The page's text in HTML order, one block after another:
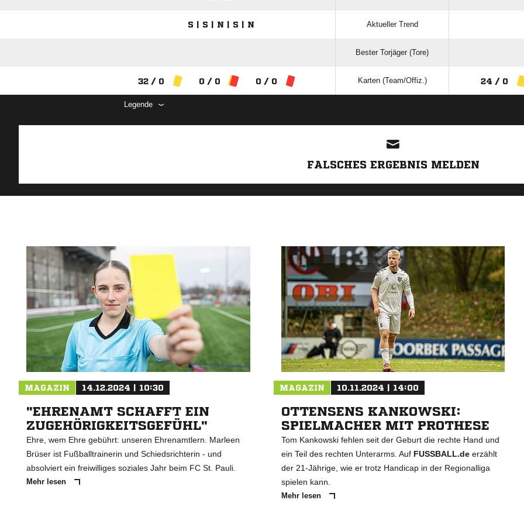
S | S | N | S | N Aktueller Trend
Bester Torjäger (Tore)
32 / 0 0 / 0 0 / 0 Karten (Team/Offiz.) 24 / 0
Legende
FALSCHES ERGEBNIS MELDEN
MAGAZIN 14.12.2024 | 10:30
"EHRENAMT SCHAFFT EIN
ZUGEHÖRIGKEITSGEFÜHL"
Ehre, wem Ehre gebührt: unseren Ehrenamtlern. Marleen
Brüser ist Fußballtrainerin und Schiedsrichterin - und
absolviert ein freiwilliges soziales Jahr beim FC St. Pauli.
Mehr lesen
MAGAZIN 10.11.2024 | 14:00
OTTENSENS KANKOWSKI:
SPIELMACHER MIT PROTHESE
Tom Kankowski fehlen seit der Geburt die rechte Hand und
ein Teil des rechten Unterarms. Auf FUSSBALL.deerzählt
der 21-Jährige, wie er trotz Handicap in der Regionalliga
spielen kann.
Mehr lesen